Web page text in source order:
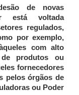
de novas
está voltada
regulados,
por exemplo,
com alto
produtos ou
fornecedores
pelos órgãos de
ou Poder